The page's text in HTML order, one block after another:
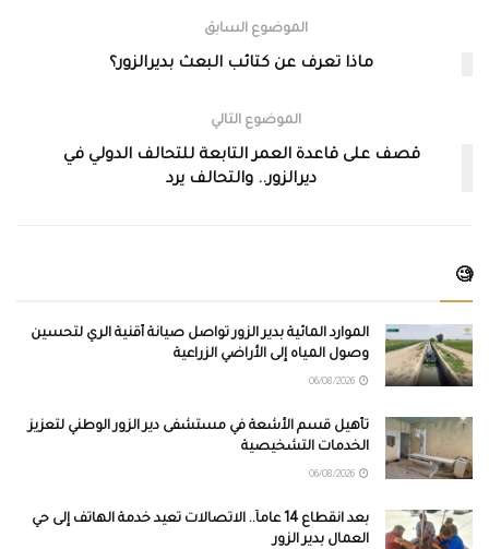
الموضوع السابق
ماذا تعرف عن كتائب البعث بديرالزور؟
الموضوع التالي
قصف على قاعدة العمر التابعة للتحالف الدولي في
ديرالزور.. والتحالف يرد
🧐
الموارد المائية بدير الزور تواصل صيانة أقنية الري لتحسين
وصول المياه إلى الأراضي الزراعية
تأهيل قسم الأشعة في مستشفى دير الزور الوطني لتعزيز
الخدمات التشخيصية
بعد انقطاع 14 عاماً.. الاتصالات تعيد خدمة الهاتف إلى حي
العمال بدير الزور